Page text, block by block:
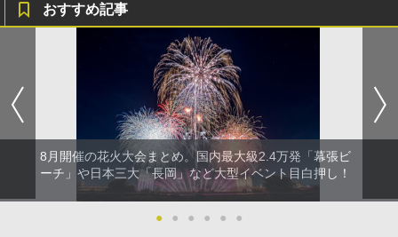
おすすめ記事
8月開催の花火大会まとめ。国内最大級2.4万発「幕張ビ
ーチ」や日本三大「長岡」など大型イベント目白押し！
● ● ● ● ● ●